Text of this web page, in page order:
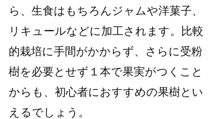
ら、生食はもちろんジャムや洋菓子、
リキュールなどに加工されます。比較
的栽培に手間がかからず、さらに受粉
樹を必要とせず１本で果実がつくこと
からも、初心者におすすめの果樹とい
えるでしょう。